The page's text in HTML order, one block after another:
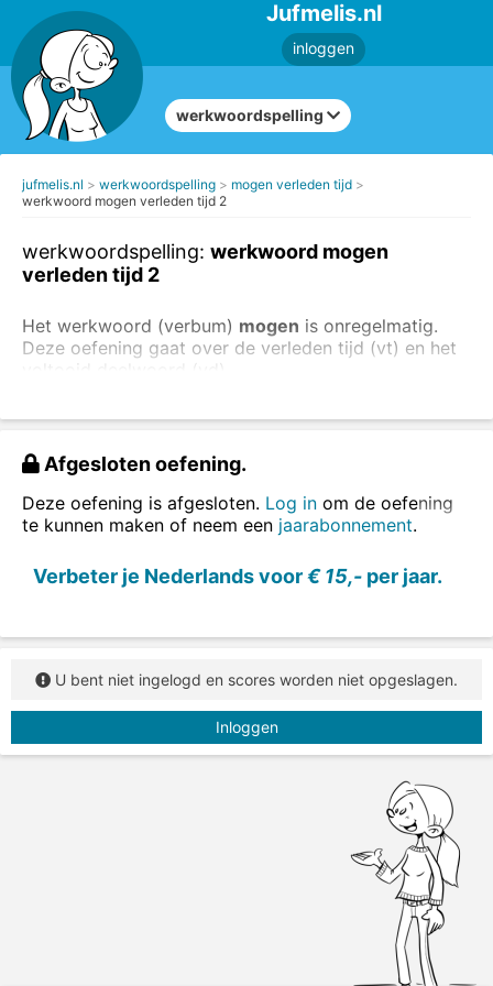
Jufmelis.nl
inloggen
werkwoordspelling
jufmelis.nl werkwoordspelling
mogen verleden tijd
werkwoord mogen verleden tijd 2
werkwoordspelling: werkwoord mogen
verleden tijd 2
Het werkwoord (verbum) mogen is onregelmatig.
Deze oefening gaat over de verleden tijd (vt) en het
voltooid deelwoord (vd).
Vul een vorm van het werkwoord 'mogen' in.
Afgesloten oefening.
Deze oefening is afgesloten. Log in om de oefening
te kunnen maken of neem een jaarabonnement.
Verbeter je Nederlands voor€ 15,- per jaar.
U bent niet ingelogd en scores worden niet opgeslagen.
Inloggen